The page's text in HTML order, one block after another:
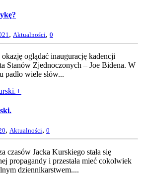
, Aktualności, 0
oglądać inaugurację kadencji
Stanów Zjednoczonych – Joe Bidena. W
padło wiele słów...
+
, Aktualności, 0
czasów Jacka Kurskiego stała się
propagandy i przestała mieć cokolwiek
dziennikarstwem....